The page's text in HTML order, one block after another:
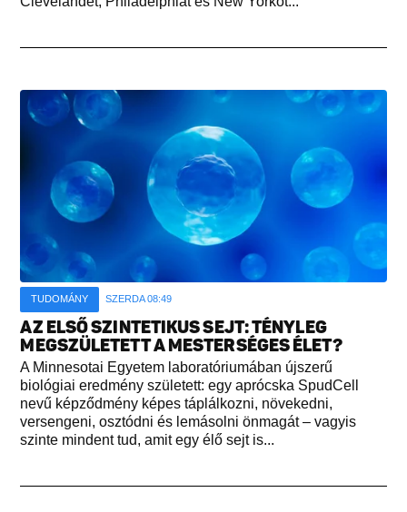
TUDOMÁNY SZERDA 08:49
AZ ELSŐ SZINTETIKUS SEJT: TÉNYLEG
MEGSZÜLETETT A MESTERSÉGES ÉLET?
A Minnesotai Egyetem laboratóriumában újszerű
biológiai eredmény született: egy aprócska SpudCell
nevű képződmény képes táplálkozni, növekedni,
versengeni, osztódni és lemásolni önmagát – vagyis
szinte mindent tud, amit egy élő sejt is...